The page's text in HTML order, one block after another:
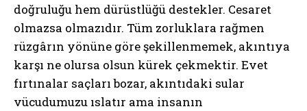
doğruluğu hem dürüstlüğü destekler. Cesaret
olmazsa olmazıdır. Tüm zorluklara rağmen
rüzgârın yönüne göre şekillenmemek, akıntıya
karşı ne olursa olsun kürek çekmektir. Evet
fırtınalar saçları bozar, akıntıdaki sular
vücudumuzu ıslatır ama insanın